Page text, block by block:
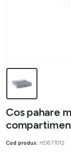
Cos pahare
Cod produs: HD877012